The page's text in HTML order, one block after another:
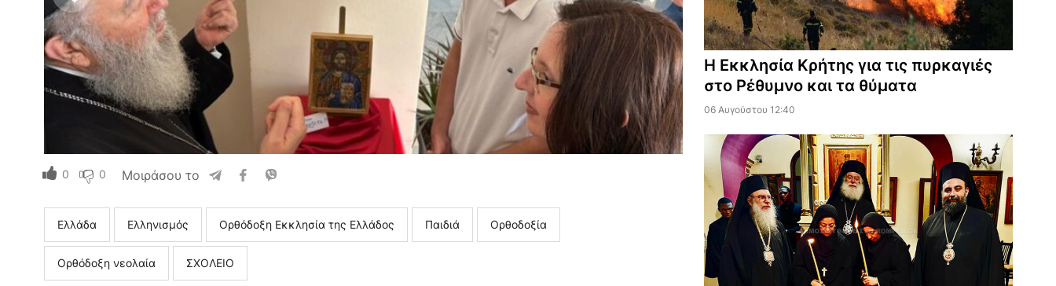
0 0 Μοιράσου το
Ελλάδα Ελληνισμός Ορθόδοξη Εκκλησία της Ελλάδος Παιδιά Ορθοδοξία
Ορθόδοξη νεολαία ΣΧΟΛΕΙΟ
Η Εκκλησία Κρήτης για τις πυρκαγιές
στο Ρέθυμνο και τα θύματα
06 Αυγούστου 12:40